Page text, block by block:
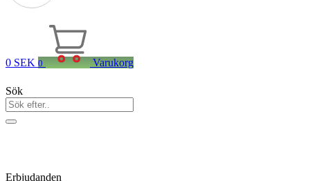
0 SEK 0 Varukorg
Sök
Erbjudanden